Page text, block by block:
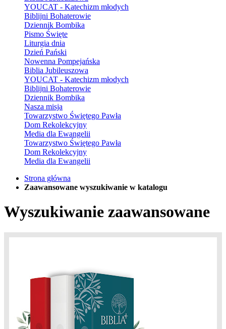
YOUCAT - Katechizm młodych
Biblijni Bohaterowie
Dziennik Bombika
Pismo Święte
Liturgia dnia
Dzień Pański
Nowenna Pompejańska
Biblia Jubileuszowa
YOUCAT - Katechizm młodych
Biblijni Bohaterowie
Dziennik Bombika
Nasza misja
Towarzystwo Świętego Pawła
Dom Rekolekcyjny
Media dla Ewangelii
Towarzystwo Świętego Pawła
Dom Rekolekcyjny
Media dla Ewangelii
Strona główna
Zaawansowane wyszukiwanie w katalogu
Wyszukiwanie zaawansowane